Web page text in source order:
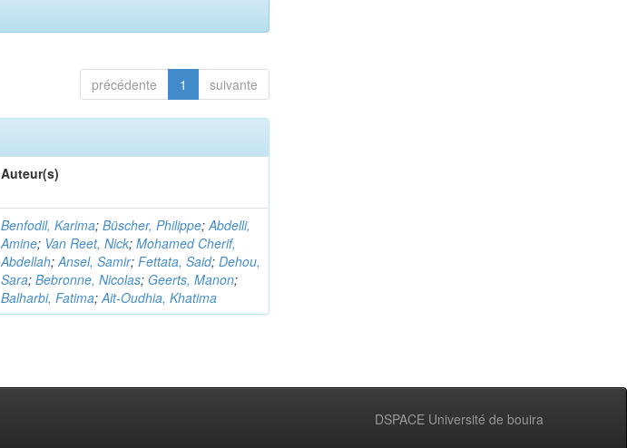
précédente 1 suivante
Auteur(s)
Benfodil, Karima;Büscher, Philippe;Abdelli,
Amine; Van Reet, Nick;Mohamed Cherif,
Abdellah;Ansel, Samir;Fettata, Said;Dehou,
Sara;Bebronne, Nicolas; Geerts, Manon;
Balharbi, Fatima;Ait-Oudhia, Khatima
DSPACE Université de bouira